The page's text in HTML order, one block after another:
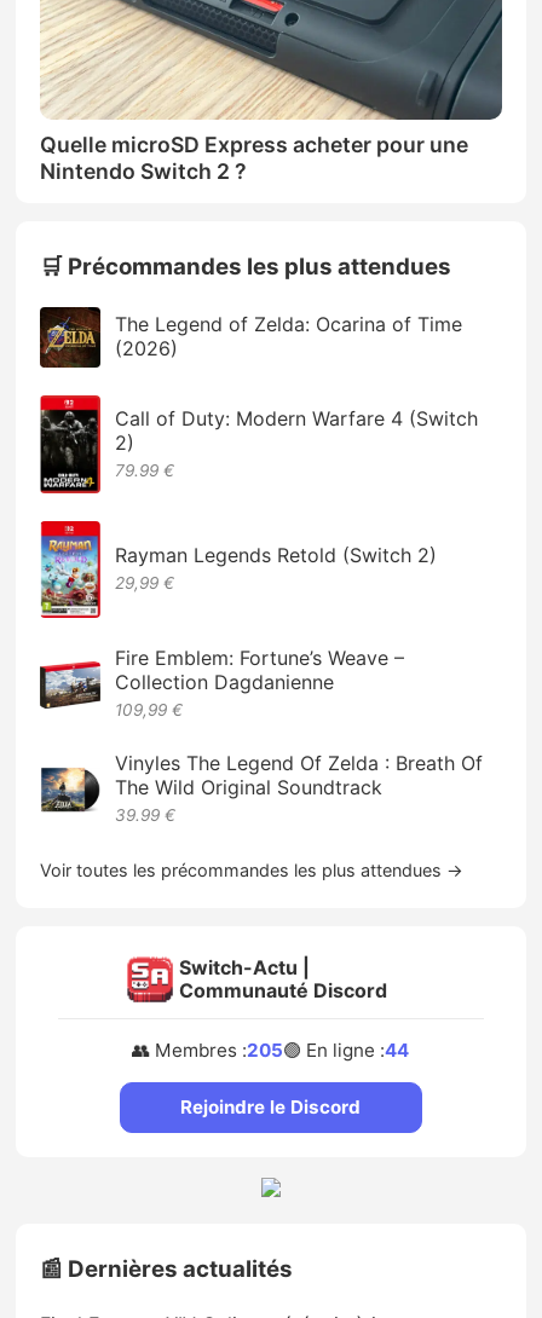
Quelle microSD Express acheter pour une
Nintendo Switch 2 ?
🛒 Précommandes les plus attendues
The Legend of Zelda: Ocarina of Time
(2026)
Call of Duty: Modern Warfare 4 (Switch
2)
79.99 €
Rayman Legends Retold (Switch 2)
29,99 €
Fire Emblem: Fortune’s Weave –
Collection Dagdanienne
109,99 €
Vinyles The Legend Of Zelda : Breath Of
The Wild Original Soundtrack
39.99 €
Voir toutes les précommandes les plus attendues →
Switch-Actu |
Communauté Discord
👥 Membres :205🟢 En ligne :44
Rejoindre le Discord
📰 Dernières actualités